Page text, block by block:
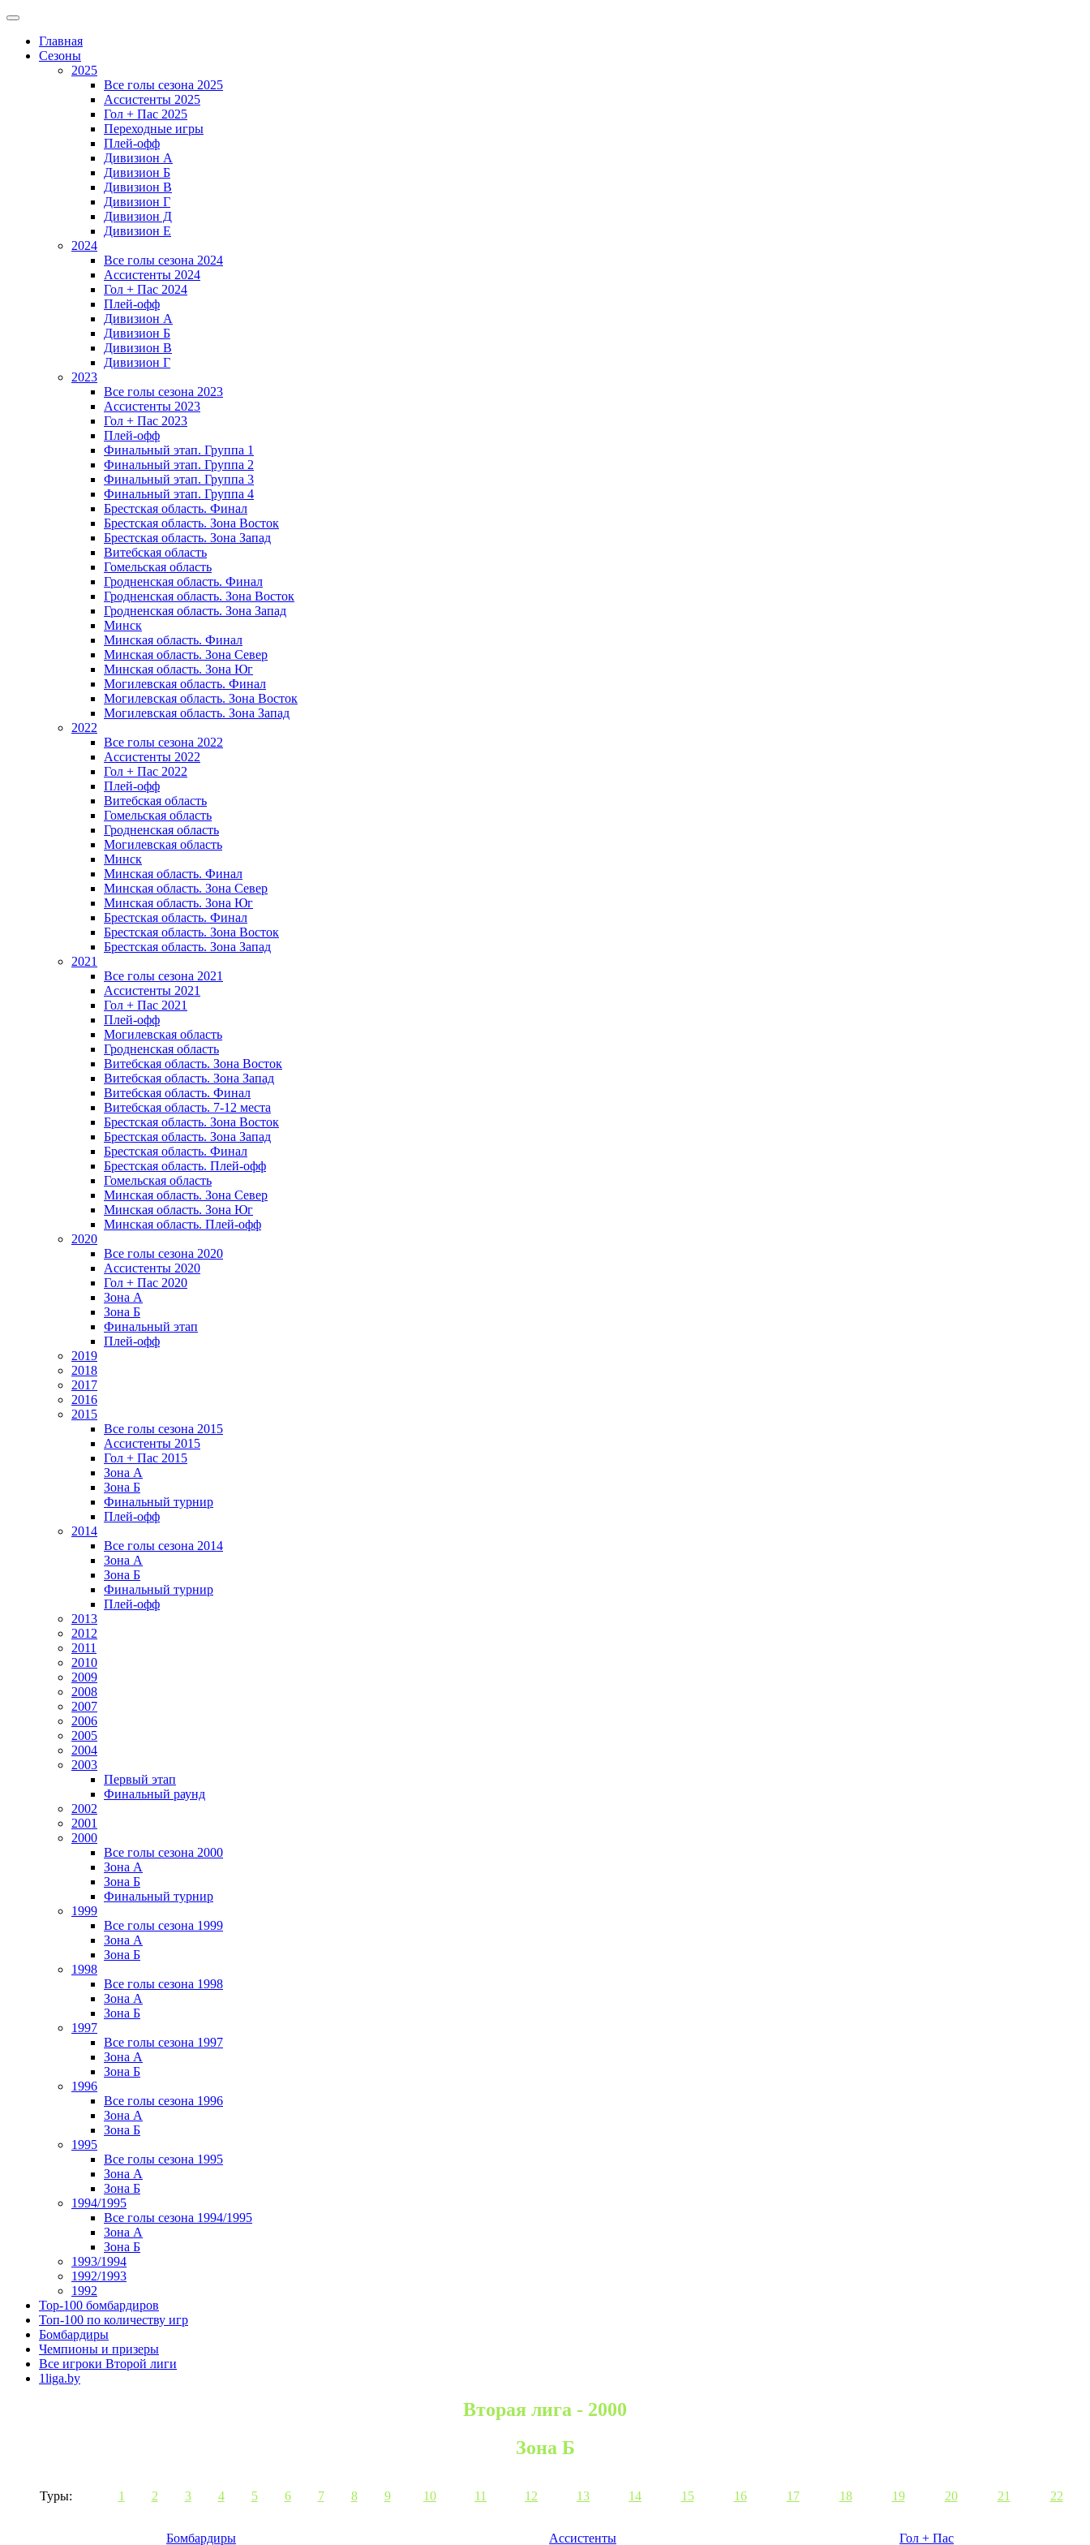
Главная
Сезоны
2025
Все голы сезона 2025
Ассистенты 2025
Гол + Пас 2025
Переходные игры
Плей-офф
Дивизион A
Дивизион Б
Дивизион В
Дивизион Г
Дивизион Д
Дивизион Е
2024
Все голы сезона 2024
Ассистенты 2024
Гол + Пас 2024
Плей-офф
Дивизион A
Дивизион Б
Дивизион В
Дивизион Г
2023
Все голы сезона 2023
Ассистенты 2023
Гол + Пас 2023
Плей-офф
Финальный этап. Группа 1
Финальный этап. Группа 2
Финальный этап. Группа 3
Финальный этап. Группа 4
Брестская область. Финал
Брестская область. Зона Восток
Брестская область. Зона Запад
Витебская область
Гомельская область
Гродненская область. Финал
Гродненская область. Зона Восток
Гродненская область. Зона Запад
Минск
Минская область. Финал
Минская область. Зона Север
Минская область. Зона Юг
Могилевская область. Финал
Могилевская область. Зона Восток
Могилевская область. Зона Запад
2022
Все голы сезона 2022
Ассистенты 2022
Гол + Пас 2022
Плей-офф
Витебская область
Гомельская область
Гродненская область
Могилевская область
Минск
Mинская область. Финал
Минская область. Зона Север
Минская область. Зона Юг
Брестская область. Финал
Брестская область. Зона Восток
Брестская область. Зона Запад
2021
Все голы сезона 2021
Ассистенты 2021
Гол + Пас 2021
Плей-офф
Могилевская область
Гродненская область
Витебская область. Зона Восток
Витебская область. Зона Запад
Витебская область. Финал
Витебская область. 7-12 места
Брестская область. Зона Восток
Брестская область. Зона Запад
Брестская область. Финал
Брестская область. Плей-офф
Гомельская область
Минская область. Зона Север
Минская область. Зона Юг
Минская область. Плей-офф
2020
Все голы сезона 2020
Ассистенты 2020
Гол + Пас 2020
Зона А
Зона Б
Финальный этап
Плей-офф
2019
2018
2017
2016
2015
Все голы сезона 2015
Ассистенты 2015
Гол + Пас 2015
Зона А
Зона Б
Финальный турнир
Плей-офф
2014
Все голы сезона 2014
Зона А
Зона Б
Финальный турнир
Плей-офф
2013
2012
2011
2010
2009
2008
2007
2006
2005
2004
2003
Первый этап
Финальный раунд
2002
2001
2000
Все голы сезона 2000
Зона А
Зона Б
Финальный турнир
1999
Все голы сезона 1999
Зона А
Зона Б
1998
Все голы сезона 1998
Зона А
Зона Б
1997
Все голы сезона 1997
Зона А
Зона Б
1996
Все голы сезона 1996
Зона А
Зона Б
1995
Все голы сезона 1995
Зона А
Зона Б
1994/1995
Все голы сезона 1994/1995
Зона А
Зона Б
1993/1994
1992/1993
1992
Top-100 бомбардиров
Топ-100 по количеству игр
Бомбардиры
Чемпионы и призеры
Все игроки Второй лиги
1liga.by
Вторая лига - 2000
Зона Б
Туры: 1 2 3 4 5 6 7 8 9 10 11 12 13 14 15 16 17 18 19 20 21 22
Бомбардиры Ассистенты Гол + Пас